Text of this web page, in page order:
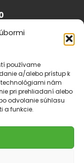
používame
a/alebo prístup k
nám
pri prehliadaní alebo
odvolanie súhlasu
a funkcie.